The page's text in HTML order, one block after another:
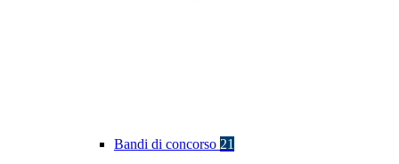
Bandi di concorso 21